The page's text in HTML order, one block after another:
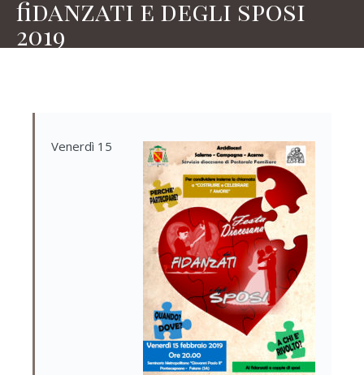
fidanzati e degli sposi
2019
Venerdì 15